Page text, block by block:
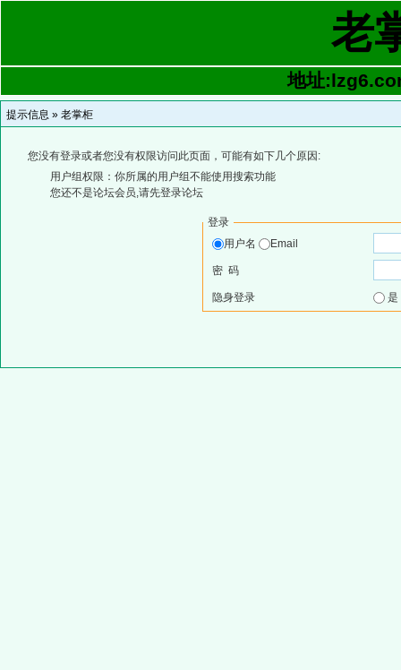
老
地址
提示信息 » 老掌柜
您没有登录或者您没有权限访问此页面，可能有如下几个原因:
用户组权限：你所属的用户组不能使用搜索功能
您还不是论坛会员,请先登录论坛
登录
用户名
Email
密 码
隐身登录